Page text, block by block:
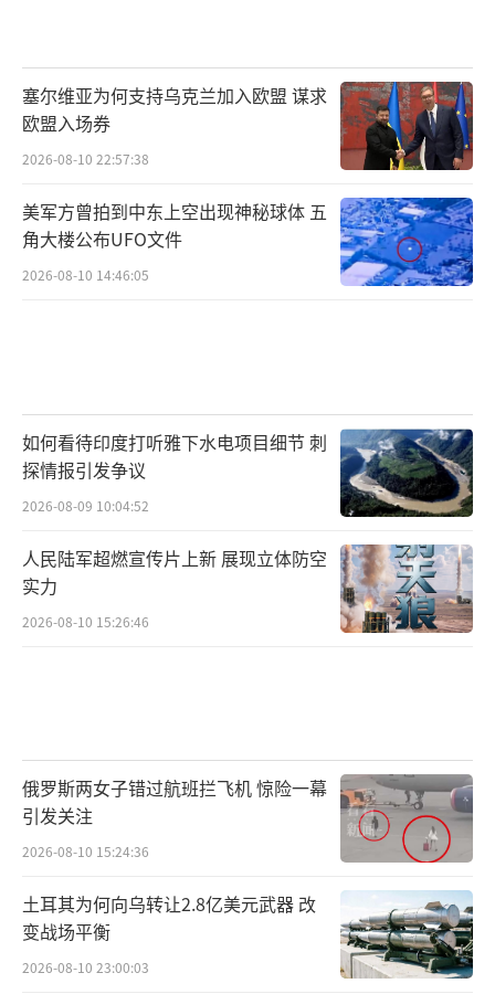
塞尔维亚为何支持乌克兰加入欧盟 谋求
欧盟入场券
2026-08-10 22:57:38
美军方曾拍到中东上空出现神秘球体 五
角大楼公布UFO文件
2026-08-10 14:46:05
如何看待印度打听雅下水电项目细节 刺
探情报引发争议
2026-08-09 10:04:52
人民陆军超燃宣传片上新 展现立体防空
实力
2026-08-10 15:26:46
俄罗斯两女子错过航班拦飞机 惊险一幕
引发关注
2026-08-10 15:24:36
土耳其为何向乌转让2.8亿美元武器 改
变战场平衡
2026-08-10 23:00:03